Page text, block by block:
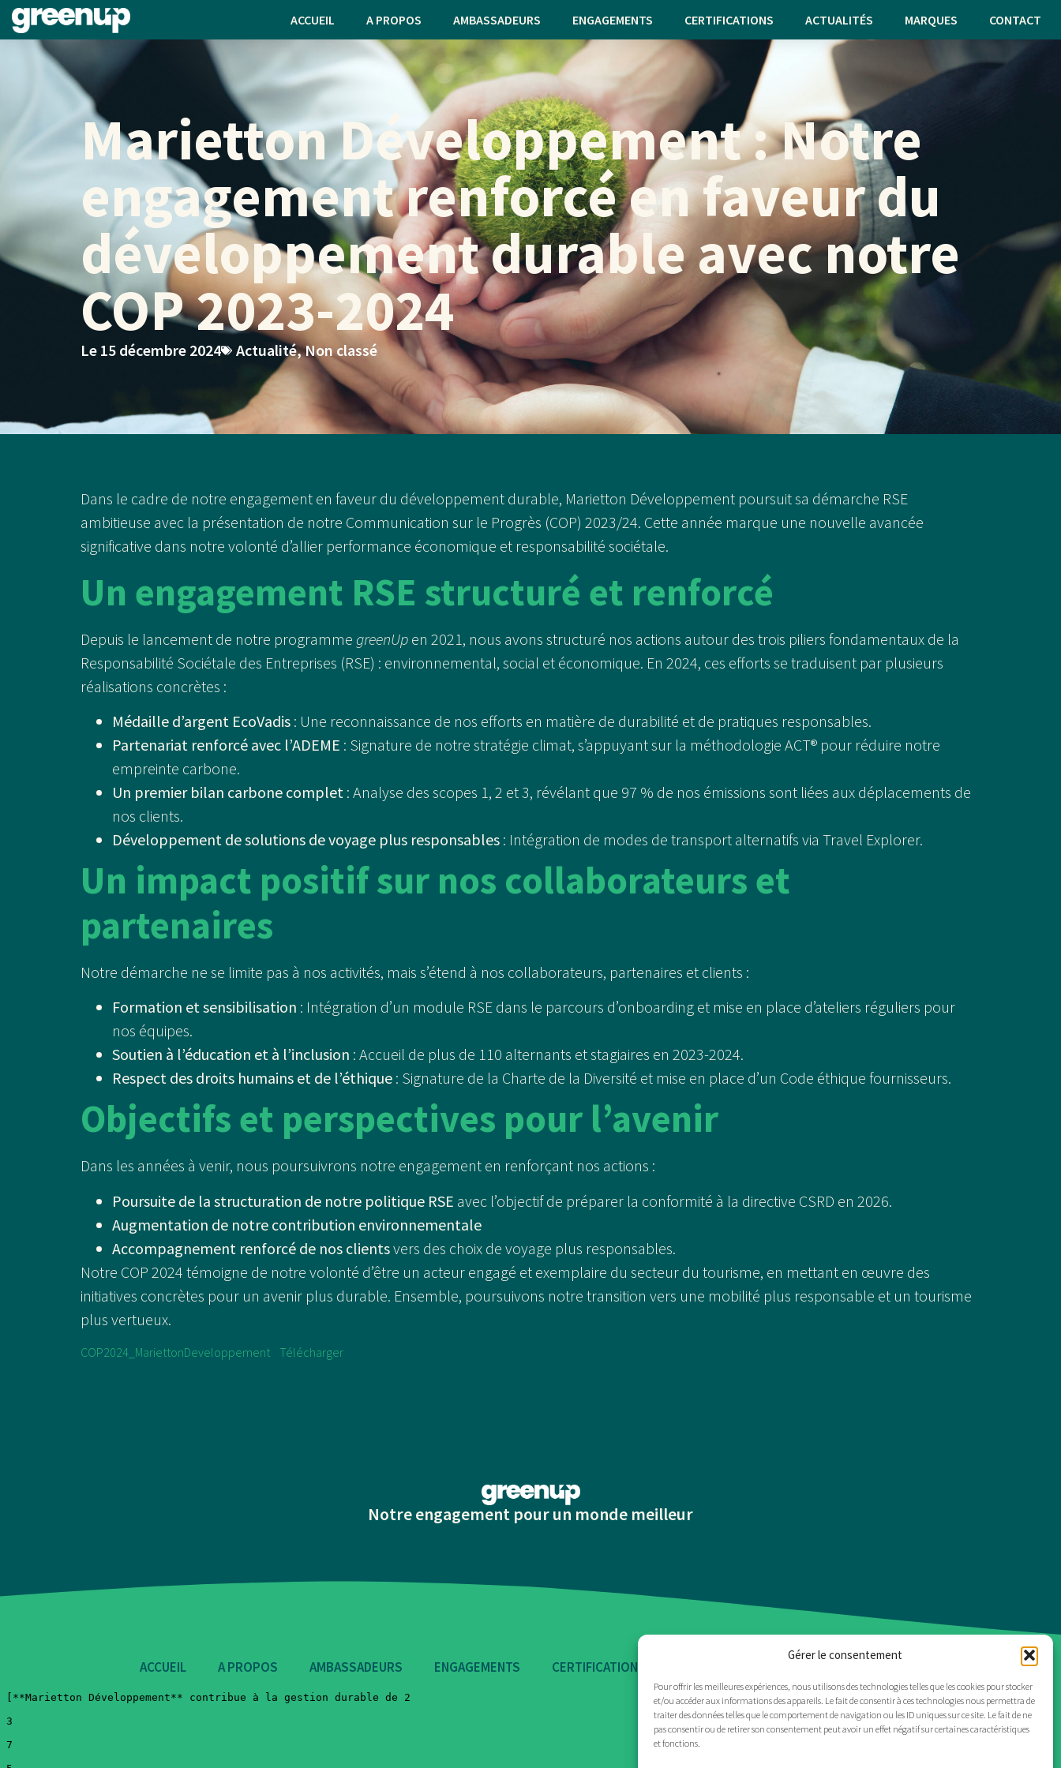
Gérer le consentement
Pour offrir les meilleures expériences, nous utilisons des technologies telles que les cookies pour stocker
et/ou accéder aux informations des appareils. Le fait de consentir à ces technologies nous permettra de
traiter des données telles que le comportement de navigation ou les ID uniques sur ce site. Le fait de ne
pas consentir ou de retirer son consentement peut avoir un effet négatif sur certaines caractéristiques
et fonctions.
ACCUEIL A PROPOS AMBASSADEURS ENGAGEMENTS CERTIFICATIONS ACTUALITÉS MARQUES CONTACT
Marietton Développement : Notre
engagement renforcé en faveur du
développement durable avec notre
COP 2023-2024
Le 15 décembre 2024 Actualité,Non classé
Dans le cadre de notre engagement en faveur du développement durable, Marietton Développement poursuit sa démarche RSE
ambitieuse avec la présentation de notre Communication sur le Progrès (COP) 2023/24. Cette année marque une nouvelle avancée
significative dans notre volonté d’allier performance économique et responsabilité sociétale.
Un engagement RSE structuré et renforcé
Depuis le lancement de notre programme greenUp en 2021, nous avons structuré nos actions autour des trois piliers fondamentaux de la
Responsabilité Sociétale des Entreprises (RSE) : environnemental, social et économique. En 2024, ces efforts se traduisent par plusieurs
réalisations concrètes :
Médaille d’argent EcoVadis : Une reconnaissance de nos efforts en matière de durabilité et de pratiques responsables.
Partenariat renforcé avec l’ADEME : Signature de notre stratégie climat, s’appuyant sur la méthodologie ACT® pour réduire notre
empreinte carbone.
Un premier bilan carbone complet : Analyse des scopes 1, 2 et 3, révélant que 97 % de nos émissions sont liées aux déplacements de
nos clients.
Développement de solutions de voyage plus responsables : Intégration de modes de transport alternatifs via Travel Explorer.
Un impact positif sur nos collaborateurs et
partenaires
Notre démarche ne se limite pas à nos activités, mais s’étend à nos collaborateurs, partenaires et clients :
Formation et sensibilisation : Intégration d’un module RSE dans le parcours d’onboarding et mise en place d’ateliers réguliers pour
nos équipes.
Soutien à l’éducation et à l’inclusion : Accueil de plus de 110 alternants et stagiaires en 2023-2024.
Respect des droits humains et de l’éthique : Signature de la Charte de la Diversité et mise en place d’un Code éthique fournisseurs.
Objectifs et perspectives pour l’avenir
Dans les années à venir, nous poursuivrons notre engagement en renforçant nos actions :
Poursuite de la structuration de notre politique RSE avec l’objectif de préparer la conformité à la directive CSRD en 2026.
Augmentation de notre contribution environnementale
Accompagnement renforcé de nos clientsvers des choix de voyage plus responsables.
Notre COP 2024 témoigne de notre volonté d’être un acteur engagé et exemplaire du secteur du tourisme, en mettant en œuvre des
initiatives concrètes pour un avenir plus durable. Ensemble, poursuivons notre transition vers une mobilité plus responsable et un tourisme
plus vertueux.
COP2024_MariettonDeveloppement Télécharger
Notre engagement pour un monde meilleur
ACCUEIL A PROPOS AMBASSADEURS ENGAGEMENTS CERTIFICATIONS